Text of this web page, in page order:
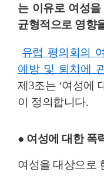
는 이유로 여성
균형적으로 영향
유럽 평의회의
예방 및 퇴치에
제3조는 ‘여성에
이 정의합니다.
● 여성에 대한 폭
여성을 대상으로